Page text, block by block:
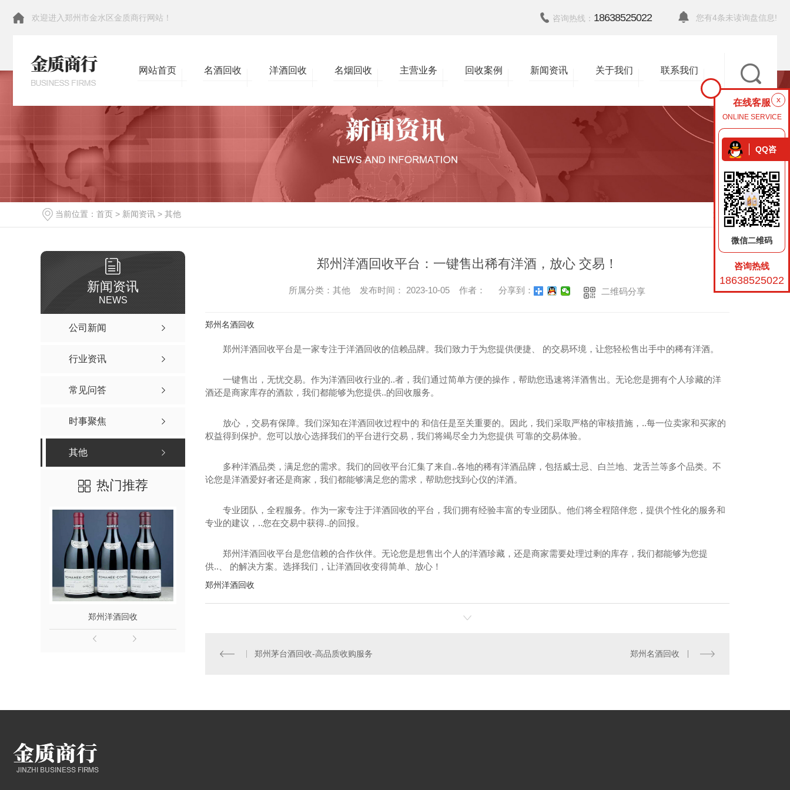
欢迎进入郑州市金水区金质商行网站！ 您有4条未读询盘信息!
咨询热线： 18638525022
网站首页 名酒回收 洋酒回收 名烟回收 主营业务 回收案例 新闻资讯 关于我们 联系我们
当前位置： 首页 > 新闻资讯 > 其他 返回
新闻资讯
NEWS
公司新闻
行业资讯
常见问答
时事聚焦
其他
热门推荐
郑州洋酒回收
郑州洋酒回收平台：一键售出稀有洋酒，放心 交易！
所属分类：其他 发布时间： 2023-10-05 作者： 分享到： 二维码分享
郑州名酒回收
郑州洋酒回收平台是一家专注于洋酒回收的信赖品牌。我们致力于为您提供便捷、 的交易环境，让您轻松售出手中的稀有洋酒。
一键售出，无忧交易。作为洋酒回收行业的..者，我们通过简单方便的操作，帮助您迅速将洋酒售出。无论您是拥有个人珍藏的洋
酒还是商家库存的酒款，我们都能够为您提供..的回收服务。
放心 ，交易有保障。我们深知在洋酒回收过程中的 和信任是至关重要的。因此，我们采取严格的审核措施，..每一位卖家和买家的
权益得到保护。您可以放心选择我们的平台进行交易，我们将竭尽全力为您提供 可靠的交易体验。
多种洋酒品类，满足您的需求。我们的回收平台汇集了来自..各地的稀有洋酒品牌，包括威士忌、白兰地、龙舌兰等多个品类。不
论您是洋酒爱好者还是商家，我们都能够满足您的需求，帮助您找到心仪的洋酒。
专业团队，全程服务。作为一家专注于洋酒回收的平台，我们拥有经验丰富的专业团队。他们将全程陪伴您，提供个性化的服务和
专业的建议，..您在交易中获得..的回报。
郑州洋酒回收平台是您信赖的合作伙伴。无论您是想售出个人的洋酒珍藏，还是商家需要处理过剩的库存，我们都能够为您提
供..、 的解决方案。选择我们，让洋酒回收变得简单、放心！
郑州洋酒回收
郑州茅台酒回收-高品质收购服务 郑州名酒回收
x
在线客服
ONLINE SERVICE
QQ咨
询
微信二维码
咨询热线
18638525022